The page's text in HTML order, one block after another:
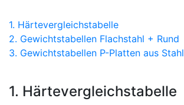
1. Härtevergleichstabelle
2. Gewichtstabellen Flachstahl + Rund
3. Gewichtstabellen P-Platten aus Stahl
1. Härtevergleichstabelle